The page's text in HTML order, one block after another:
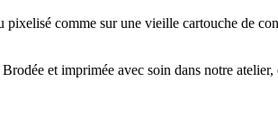
comme sur une vieille cartouche de
et imprimée avec soin dans notre